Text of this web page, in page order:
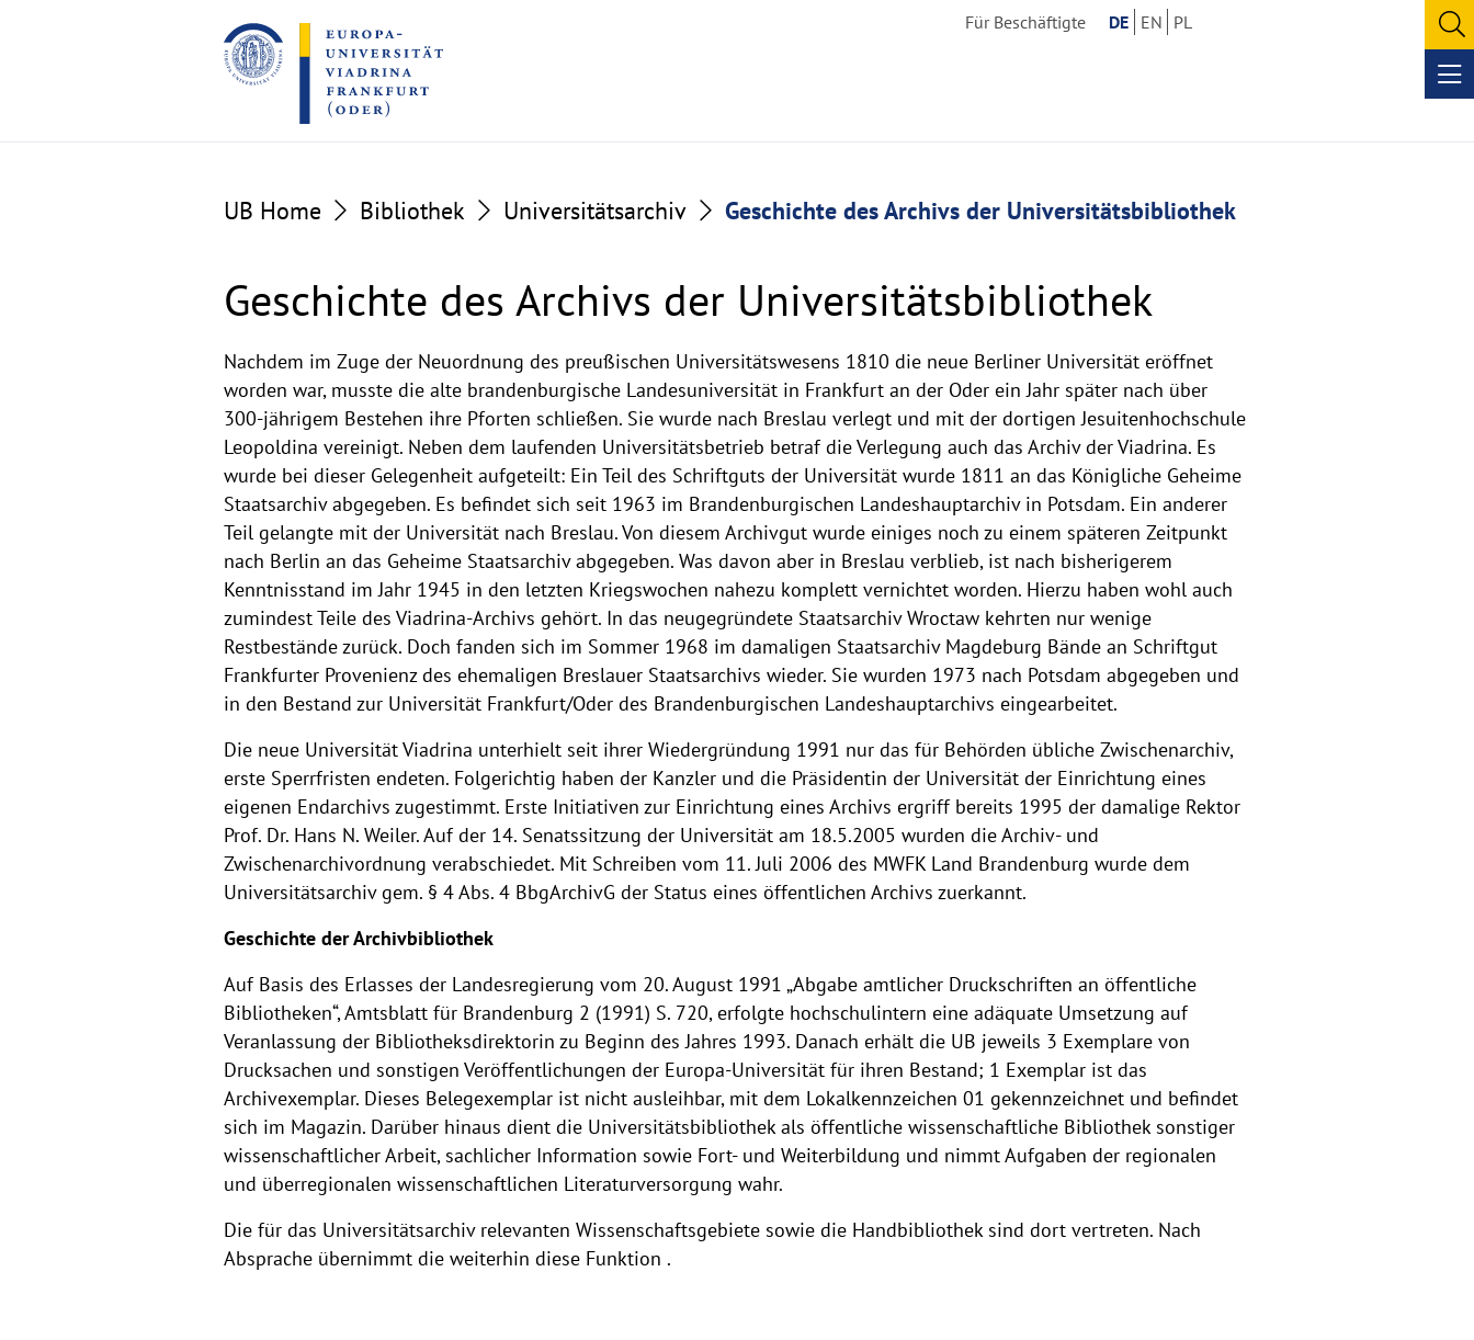
to
the
content
to
the
footer
Für Beschäftigte DE EN PL
UB Home Bibliothek Universitätsarchiv Geschichte des Archivs der Universitätsbibliothek
Geschichte des Archivs der Universitätsbibliothek
Einrichtung
des
Archivs
an
der
Viadrina
Nachdem im Zuge der Neuordnung des preußischen Universitätswesens 1810 die neue Berliner Universität eröffnet
worden war, musste die alte brandenburgische Landesuniversität in Frankfurt an der Oder ein Jahr später nach über
300-jährigem Bestehen ihre Pforten schließen. Sie wurde nach Breslau verlegt und mit der dortigen Jesuitenhochschule
Leopoldina vereinigt. Neben dem laufenden Universitätsbetrieb betraf die Verlegung auch das Archiv der Viadrina. Es
wurde bei dieser Gelegenheit aufgeteilt: Ein Teil des Schriftguts der Universität wurde 1811 an das Königliche Geheime
Staatsarchiv abgegeben. Es befindet sich seit 1963 im Brandenburgischen Landeshauptarchiv in Potsdam. Ein anderer
Teil gelangte mit der Universität nach Breslau. Von diesem Archivgut wurde einiges noch zu einem späteren Zeitpunkt
nach Berlin an das Geheime Staatsarchiv abgegeben. Was davon aber in Breslau verblieb, ist nach bisherigerem
Kenntnisstand im Jahr 1945 in den letzten Kriegswochen nahezu komplett vernichtet worden. Hierzu haben wohl auch
zumindest Teile des Viadrina-Archivs gehört. In das neugegründete Staatsarchiv Wroctaw kehrten nur wenige
Restbestände zurück. Doch fanden sich im Sommer 1968 im damaligen Staatsarchiv Magdeburg Bände an Schriftgut
Frankfurter Provenienz des ehemaligen Breslauer Staatsarchivs wieder. Sie wurden 1973 nach Potsdam abgegeben und
in den Bestand zur Universität Frankfurt/Oder des Brandenburgischen Landeshauptarchivs eingearbeitet.
Die neue Universität Viadrina unterhielt seit ihrer Wiedergründung 1991 nur das für Behörden übliche Zwischenarchiv,
erste Sperrfristen endeten. Folgerichtig haben der Kanzler und die Präsidentin der Universität der Einrichtung eines
eigenen Endarchivs zugestimmt. Erste Initiativen zur Einrichtung eines Archivs ergriff bereits 1995 der damalige Rektor
Prof. Dr. Hans N. Weiler. Auf der 14. Senatssitzung der Universität am 18.5.2005 wurden die Archiv- und
Zwischenarchivordnung verabschiedet. Mit Schreiben vom 11. Juli 2006 des MWFK Land Brandenburg wurde dem
Universitätsarchiv gem. § 4 Abs. 4 BbgArchivG der Status eines öffentlichen Archivs zuerkannt.
Geschichte der Archivbibliothek
Auf Basis des Erlasses der Landesregierung vom 20. August 1991 „Abgabe amtlicher Druckschriften an öffentliche
Bibliotheken“, Amtsblatt für Brandenburg 2 (1991) S. 720, erfolgte hochschulintern eine adäquate Umsetzung auf
Veranlassung der Bibliotheksdirektorin zu Beginn des Jahres 1993. Danach erhält die UB jeweils 3 Exemplare von
Drucksachen und sonstigen Veröffentlichungen der Europa-Universität für ihren Bestand; 1 Exemplar ist das
Archivexemplar. Dieses Belegexemplar ist nicht ausleihbar, mit dem Lokalkennzeichen 01 gekennzeichnet und befindet
sich im Magazin. Darüber hinaus dient die Universitätsbibliothek als öffentliche wissenschaftliche Bibliothek sonstiger
wissenschaftlicher Arbeit, sachlicher Information sowie Fort- und Weiterbildung und nimmt Aufgaben der regionalen
und überregionalen wissenschaftlichen Literaturversorgung wahr.
Die für das Universitätsarchiv relevanten Wissenschaftsgebiete sowie die Handbibliothek sind dort vertreten. Nach
Absprache übernimmt die weiterhin diese Funktion .